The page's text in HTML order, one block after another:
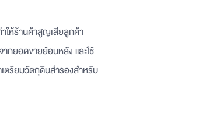
ให้ร้านค้าสูญเสียลูกค้า
กยอดขายย้อนหลัง และใช้
ตรียมวัตถุดิบสำรองสำหรับ